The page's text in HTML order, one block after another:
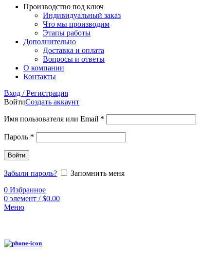
Производство под ключ
Индивидуальный заказ
Что мы производим
Этапы работы
Дополнительно
Доставка и оплата
Вопросы и ответы
О компании
Контакты
Вход / Регистрация
ВойтиСоздать аккаунт
Имя пользователя или Email *
Пароль *
Войти
Забыли пароль?
Запомнить меня
0 Избранное
0 элемент / $0.00
Меню